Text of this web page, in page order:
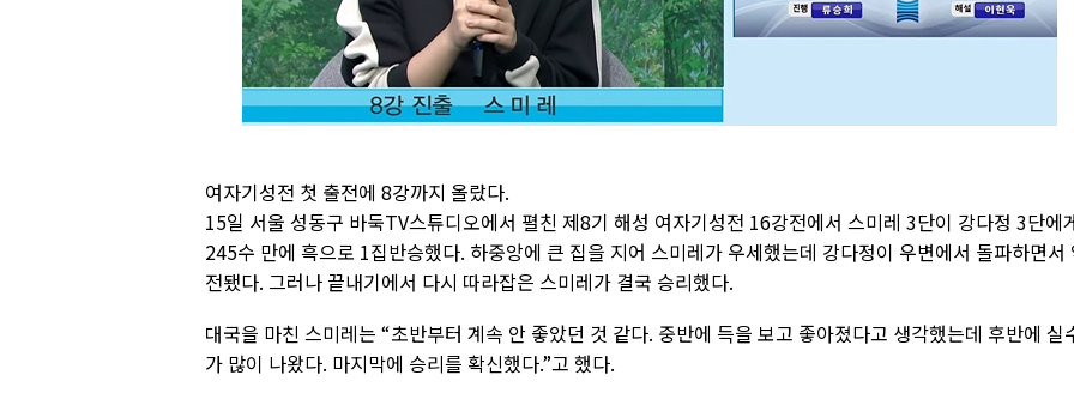
여자기성전 첫 출전에 8강까지 올랐다.
15일 서울 성동구 바둑TV스튜디오에서 펼친 제8기 해성 여자기성전 16강전에서 스미레 3단이 강다정 3단에
245수 만에 흑으로 1집반승했다. 하중앙에 큰 집을 지어 스미레가 우세했는데 강다정이 우변에서 돌파하면서
전됐다. 그러나 끝내기에서 다시 따라잡은 스미레가 결국 승리했다.
대국을 마친 스미레는 “초반부터 계속 안 좋았던 것 같다. 중반에 득을 보고 좋아졌다고 생각했는데 후반에 실
가 많이 나왔다. 마지막에 승리를 확신했다.”고 했다.